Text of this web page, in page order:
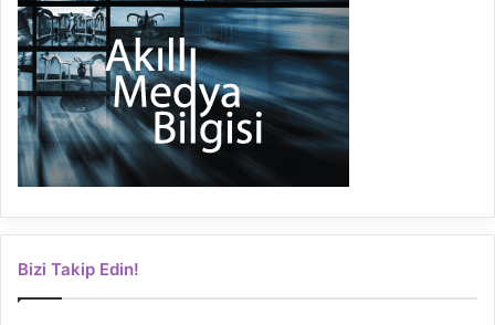
Bizi Takip Edin!